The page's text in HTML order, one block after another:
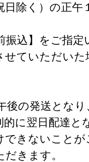
除く）の正午
込】をご指定
せていただいた
後の発送となり
に翌日配達と
できないこと
きます。